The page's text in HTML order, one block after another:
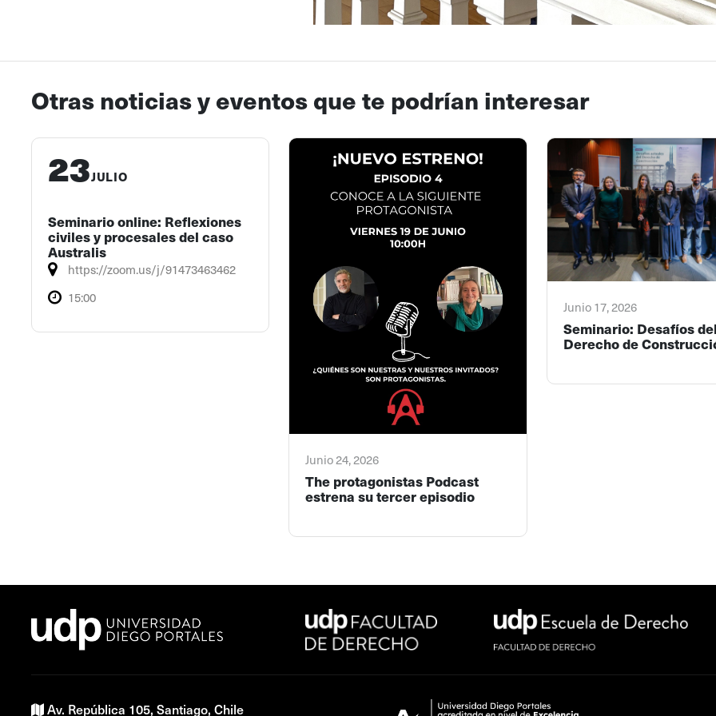
Otras noticias y eventos que te podrían interesar
23JULIO
Seminario online: Reflexiones
civiles y procesales del caso
Australis
https://zoom.us/j/91473463462
15:00
Junio 24, 2026
The protagonistas Podcast
estrena su tercer episodio
Junio 17, 2026
Seminario: Desafíos
Derecho de
Av. República 105, Santiago, Chile